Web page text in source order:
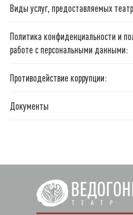
Виды услуг, предоставляемых
Политика конфиденциальности и
работе с персональными данными:
Противодействие коррупции:
Документы